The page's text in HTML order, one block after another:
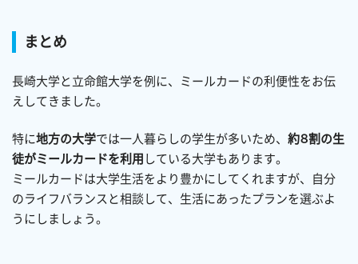
まとめ
長崎大学と立命館大学を例に、ミールカードの利便性をお伝
えしてきました。
特に地方の大学では一人暮らしの学生が多いため、 約８割の生
徒がミールカードを利用 している大学もあります。
ミールカードは大学生活をより豊かにしてくれますが、自分
のライフバランスと相談して、生活にあったプランを選ぶよ
うにしましょう。